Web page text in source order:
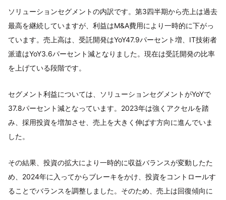
ソリューションセグメントの内訳です。第3四半期から売上は過去
最高を継続していますが、利益はM&A費用により一時的に下がっ
ています。売上高は、受託開発はYoY47.9パーセント増、IT技術者
派遣はYoY3.6パーセント減となりました。現在は受託開発の比率
を上げている段階です。
セグメント利益については、ソリューションセグメントがYoYで
37.8パーセント減となっています。2023年は強くアクセルを踏
み、採用投資を増加させ、売上を大きく伸ばす方向に進んでいま
した。
その結果、投資の拡大により一時的に収益バランスが変動したた
め、2024年に入ってからブレーキをかけ、投資をコントロールす
ることでバランスを調整しました。そのため、売上は回復傾向に